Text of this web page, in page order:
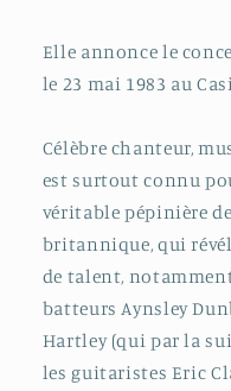
Elle annonce le
le 23 mai 1983 au
Célèbre chanteur,
est surtout connu
véritable pépinière
britannique, qui
de talent, notamment
batteurs Aynsley
Hartley (qui par la
les guitaristes Eric